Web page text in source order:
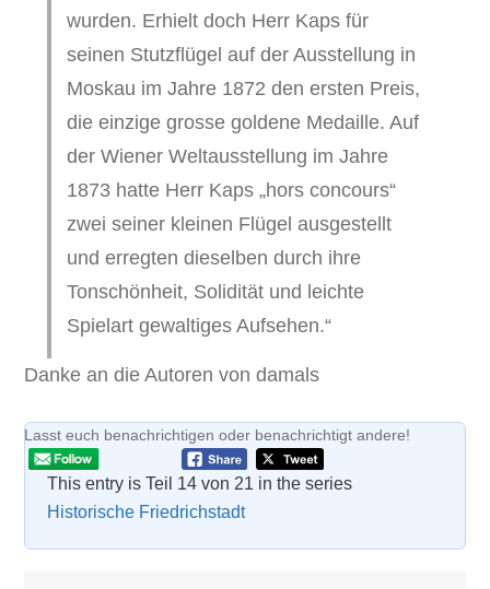
wurden. Erhielt doch Herr Kaps für
seinen Stutzflügel auf der Ausstellung in
Moskau im Jahre 1872 den ersten Preis,
die einzige grosse goldene Medaille. Auf
der Wiener Weltausstellung im Jahre
1873 hatte Herr Kaps „hors concours“
zwei seiner kleinen Flügel ausgestellt
und erregten dieselben durch ihre
Tonschönheit, Solidität und leichte
Spielart gewaltiges Aufsehen.“
Danke an die Autoren von damals
Lasst euch benachrichtigen oder benachrichtigt andere!
This entry is Teil 14 von 21 in the series
Historische Friedrichstadt